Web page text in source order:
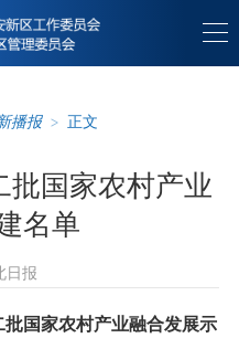
播报 > 正文
国家农村产业
名单
日报
国家农村产业融合发展示